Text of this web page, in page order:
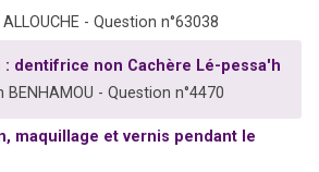
- Question n°63038
: dentifrice non Cachère Lé-pessa'h
BENHAMOU - Question n°4470
maquillage et vernis pendant le